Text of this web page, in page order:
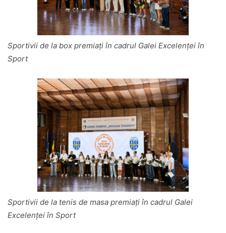
Sportivii de la box premiați în cadrul Galei Excelenței în
Sport
Sportivii de la tenis de masa premiați în cadrul Galei
Excelenței în Sport